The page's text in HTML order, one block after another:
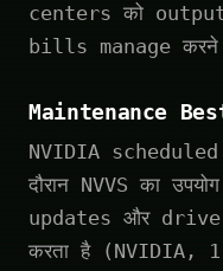
centers को
bills manage करने
Maintenance
NVIDIA
दौरान NVVS का
updates और
करता है (NVIDIA,